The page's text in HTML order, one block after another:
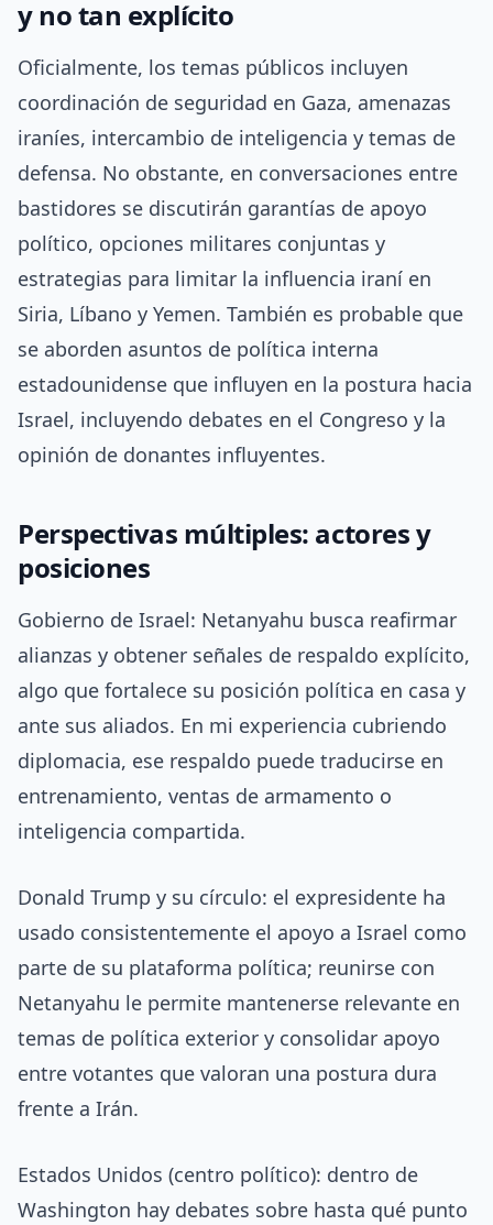
y no tan explícito
Oficialmente, los temas públicos incluyen
coordinación de seguridad en Gaza, amenazas
iraníes, intercambio de inteligencia y temas de
defensa. No obstante, en conversaciones entre
bastidores se discutirán garantías de apoyo
político, opciones militares conjuntas y
estrategias para limitar la influencia iraní en
Siria, Líbano y Yemen. También es probable que
se aborden asuntos de política interna
estadounidense que influyen en la postura hacia
Israel, incluyendo debates en el Congreso y la
opinión de donantes influyentes.
Perspectivas múltiples: actores y
posiciones
Gobierno de Israel: Netanyahu busca reafirmar
alianzas y obtener señales de respaldo explícito,
algo que fortalece su posición política en casa y
ante sus aliados. En mi experiencia cubriendo
diplomacia, ese respaldo puede traducirse en
entrenamiento, ventas de armamento o
inteligencia compartida.
Donald Trump y su círculo: el expresidente ha
usado consistentemente el apoyo a Israel como
parte de su plataforma política; reunirse con
Netanyahu le permite mantenerse relevante en
temas de política exterior y consolidar apoyo
entre votantes que valoran una postura dura
frente a Irán.
Estados Unidos (centro político): dentro de
Washington hay debates sobre hasta qué punto